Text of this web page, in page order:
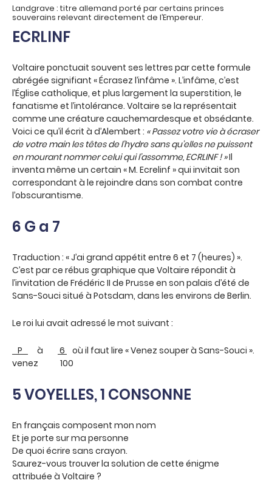
Landgrave : titre allemand porté par certains princes
souverains relevant directement de l’Empereur.
ECRLINF
Voltaire ponctuait souvent ses lettres par cette formule
abrégée signifiant « Écrasez l’infâme ». L’infâme, c’est
l’Église catholique, et plus largement la superstition, le
fanatisme et l’intolérance. Voltaire se la représentait
comme une créature cauchemardesque et obsédante.
Voici ce qu’il écrit à d’Alembert : « Passez votre vie à écraser
de votre main les têtes de l’hydre sans qu’elles ne puissent
en mourant nommer celui qui l’assomme, ECRLINF ! »Il
inventa même un certain « M. Ecrelinf » qui invitait son
correspondant à le rejoindre dans son combat contre
l’obscurantisme.
6 G a 7
Traduction : « J’ai grand appétit entre 6 et 7 (heures) ».
C’est par ce rébus graphique que Voltaire répondit à
l’invitation de Frédéric II de Prusse en son palais d’été de
Sans-Souci situé à Potsdam, dans les environs de Berlin.
Le roi lui avait adressé le mot suivant :
P à 6
où il faut lire « Venez souper à Sans-Souci ».
venez 100
5 VOYELLES, 1 CONSONNE
En français composent mon nom
Et je porte sur ma personne
De quoi écrire sans crayon.
Saurez-vous trouver la solution de cette énigme
attribuée à Voltaire ?